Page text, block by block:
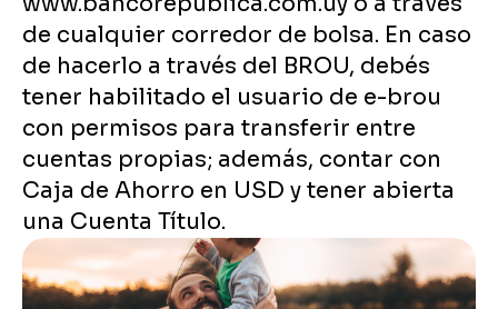
de cualquier corredor de bolsa. En caso
de hacerlo a través del BROU, debés
tener habilitado el usuario de e-brou
con permisos para transferir entre
cuentas propias; además, contar con
Caja de Ahorro en USD y tener abierta
una Cuenta Título.